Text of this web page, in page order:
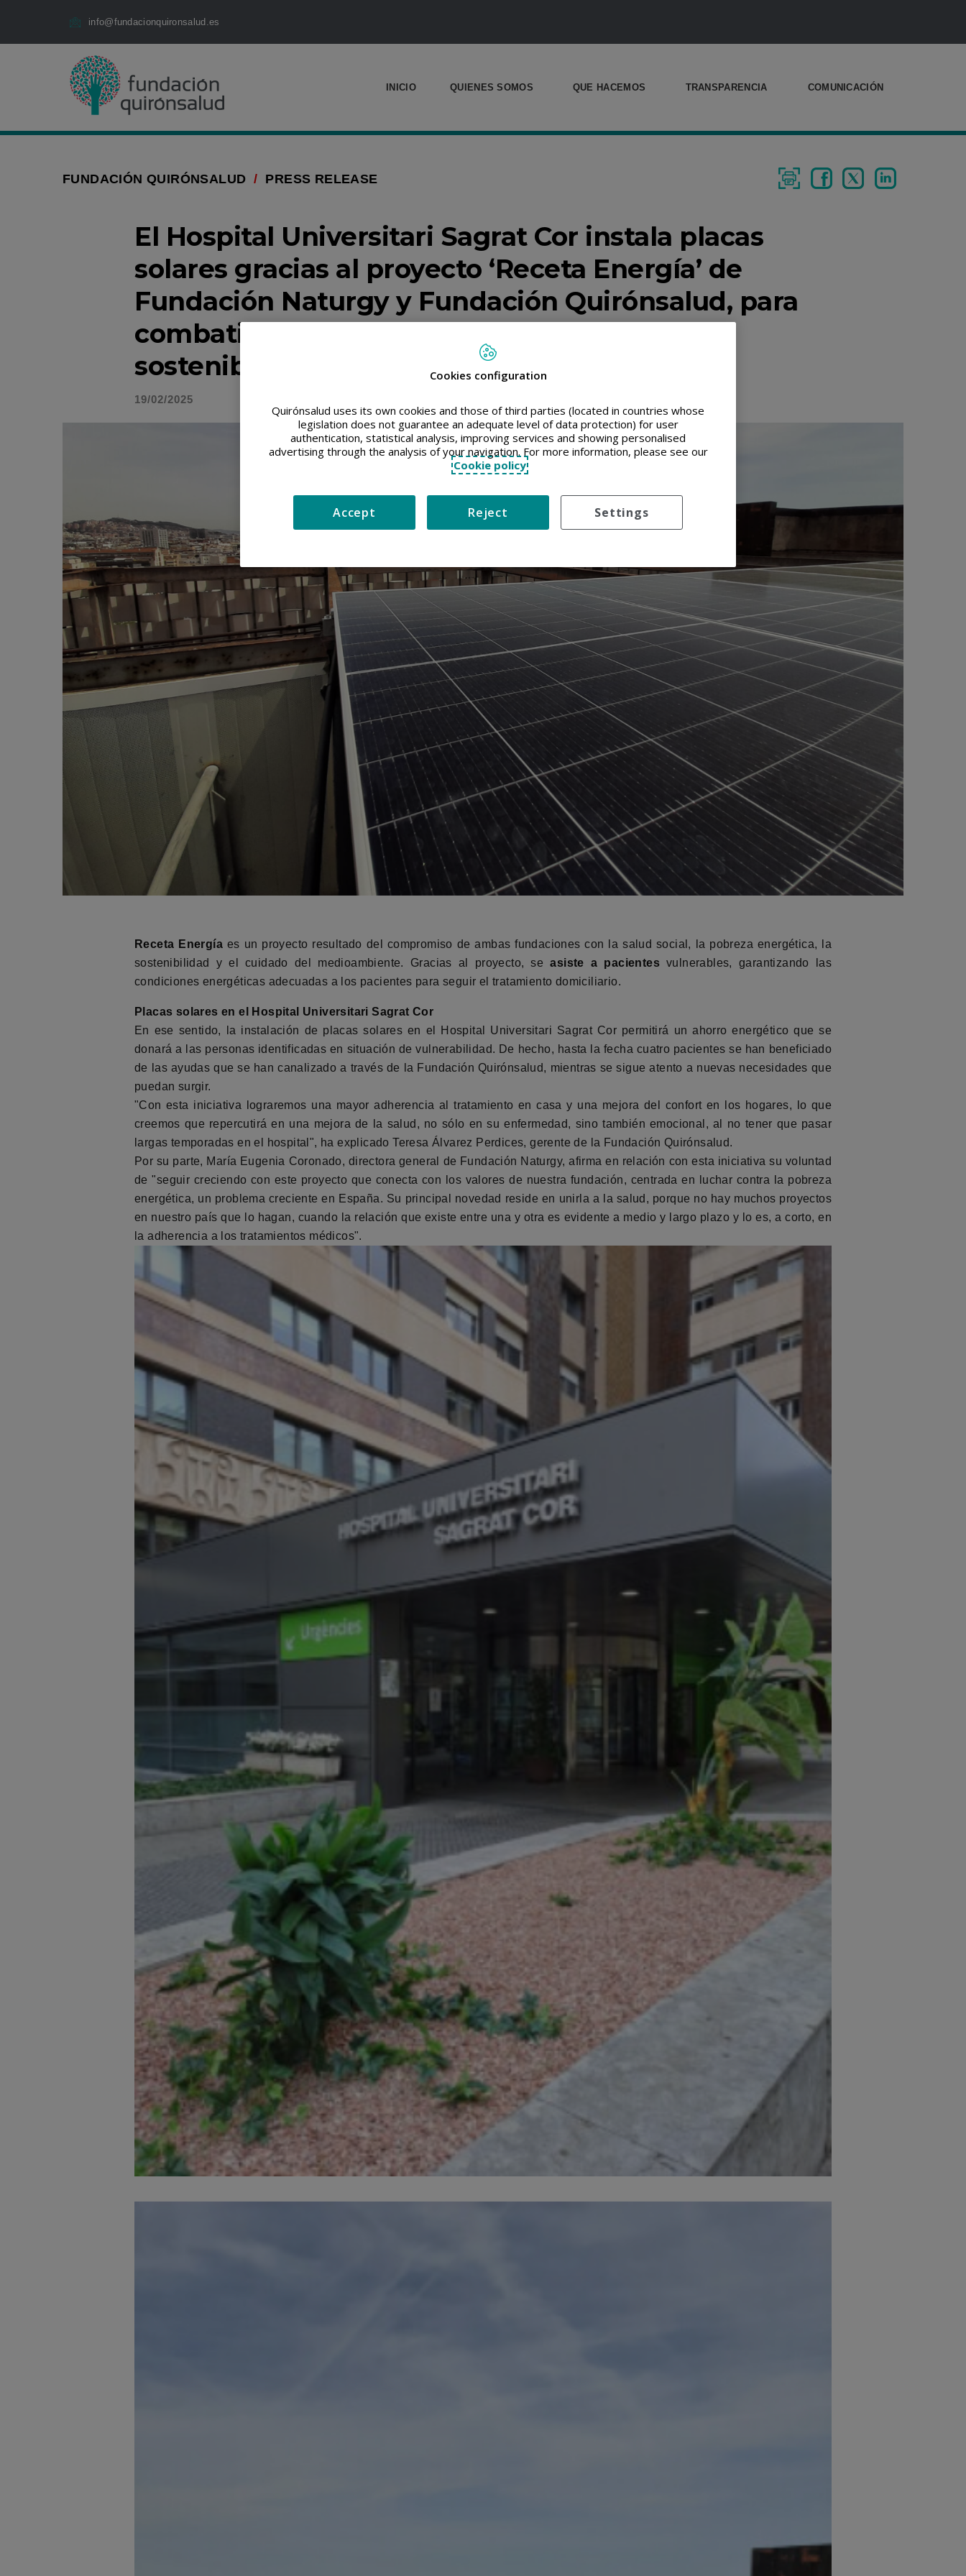
content
info@fundacionquironsalud.es
INICIO QUIENES SOMOS QUE HACEMOS TRANSPARENCIA COMUNICACIÓN
FUNDACIÓN QUIRÓNSALUD / PRESS RELEASE
PRINT SHARERETWEET
SHARE
ON
LINKEDIN
El Hospital Universitari Sagrat Cor instala placas
solares gracias al proyecto ‘Receta Energía’ de
Fundación Naturgy y Fundación Quirónsalud, para
combatir la pobreza energética y fomentar la
sostenibilidad
19/02/2025
Receta Energía es un proyecto resultado del compromiso de ambas fundaciones con la salud social, la pobreza energética, la
sostenibilidad y el cuidado del medioambiente. Gracias al proyecto, seasiste a pacientesvulnerables, garantizando las
condiciones energéticas adecuadas a los pacientes para seguir el tratamiento domiciliario.
Placas solares en el Hospital Universitari Sagrat Cor
En ese sentido, la instalación de placas solares en el Hospital Universitari Sagrat Cor permitirá un ahorro energético que se
donará a las personas identificadas en situación de vulnerabilidad. De hecho, hasta la fecha cuatro pacientes se han beneficiado
de las ayudas que se han canalizado a través de la Fundación Quirónsalud, mientras se sigue atento a nuevas necesidades que
puedan surgir.
"Con esta iniciativa lograremos una mayor adherencia al tratamiento en casa y una mejora del confort en los hogares, lo que
creemos que repercutirá en una mejora de la salud, no sólo en su enfermedad, sino también emocional, al no tener que pasar
largas temporadas en el hospital", ha explicado Teresa Álvarez Perdices, gerente de la Fundación Quirónsalud.
Por su parte, María Eugenia Coronado, directora general de Fundación Naturgy, afirma en relación con esta iniciativa su voluntad
de "seguir creciendo con este proyecto que conecta con los valores de nuestra fundación, centrada en luchar contra la pobreza
energética, un problema creciente en España. Su principal novedad reside en unirla a la salud, porque no hay muchos proyectos
en nuestro país que lo hagan, cuando la relación que existe entre una y otra es evidente a medio y largo plazo y lo es, a corto, en
la adherencia a los tratamientos médicos".
Cookies configuration
Quirónsalud uses its own cookies and those of third parties (located in countries whose
legislation does not guarantee an adequate level of data protection) for user
authentication, statistical analysis, improving services and showing personalised
advertising through the analysis of your navigation. For more information, please see our
Cookie policy
Settings
Reject
Accept